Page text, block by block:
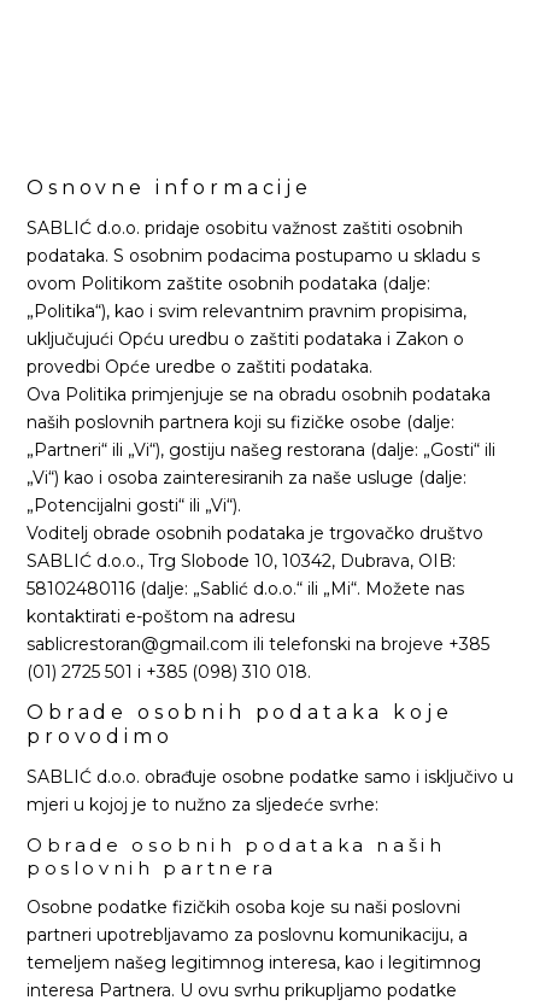
Osnovne informacije
SABLIĆ d.o.o. pridaje osobitu važnost zaštiti osobnih
podataka. S osobnim podacima postupamo u skladu s
ovom Politikom zaštite osobnih podataka (dalje:
„Politika“), kao i svim relevantnim pravnim propisima,
uključujući Opću uredbu o zaštiti podataka i Zakon o
provedbi Opće uredbe o zaštiti podataka.
Ova Politika primjenjuje se na obradu osobnih podataka
naših poslovnih partnera koji su fizičke osobe (dalje:
„Partneri“ ili „Vi“), gostiju našeg restorana (dalje: „Gosti“ ili
„Vi“) kao i osoba zainteresiranih za naše usluge (dalje:
„Potencijalni gosti“ ili „Vi“).
Voditelj obrade osobnih podataka je trgovačko društvo
SABLIĆ d.o.o., Trg Slobode 10, 10342, Dubrava, OIB:
58102480116 (dalje: „Sablić d.o.o.“ ili „Mi“. Možete nas
kontaktirati e-poštom na adresu
sablicrestoran@gmail.com ili telefonski na brojeve +385
(01) 2725 501 i +385 (098) 310 018.
Obrade osobnih podataka koje
provodimo
SABLIĆ d.o.o. obrađuje osobne podatke samo i isključivo u
mjeri u kojoj je to nužno za sljedeće svrhe:
Obrade osobnih podataka naših
poslovnih partnera
Osobne podatke fizičkih osoba koje su naši poslovni
partneri upotrebljavamo za poslovnu komunikaciju, a
temeljem našeg legitimnog interesa, kao i legitimnog
interesa Partnera. U ovu svrhu prikupljamo podatke